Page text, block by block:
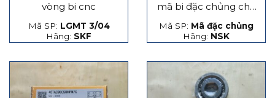
vòng bi cnc
Mã SP: LGMT 3/04
Hãng: SKF
mã bi đặc chủng cho
Mã SP: Mã đặc chủng
Hãng: NSK